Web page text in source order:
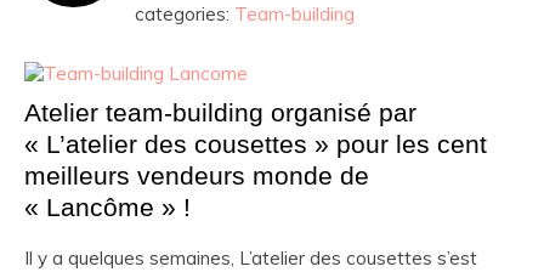
categories: Team-building
Atelier team-building organisé par
« L’atelier des cousettes » pour les cent
meilleurs vendeurs monde de
« Lancôme » !
Il y a quelques semaines, L’atelier des cousettes s’est